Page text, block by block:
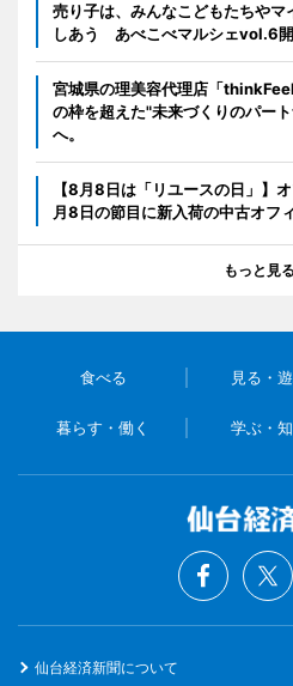
売り子は、みんなこどもたちや
しあう あべこべマルシェvol.6開
宮城県の理美容代理店「
の枠を超えた"未来づくりのパー
へ。
【8月8日は「リユースの日」】
月8日の節目に新入荷の中古オフ
もっと見る
食べる 見る・
暮らす・働く 学ぶ・
仙台経済新聞について